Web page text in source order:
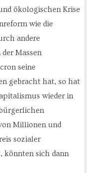
ökologischen Krise
wie die
andere
Massen
seine
gebracht hat, so hat
wieder in
Millionen und
sozialer
könnten sich dann